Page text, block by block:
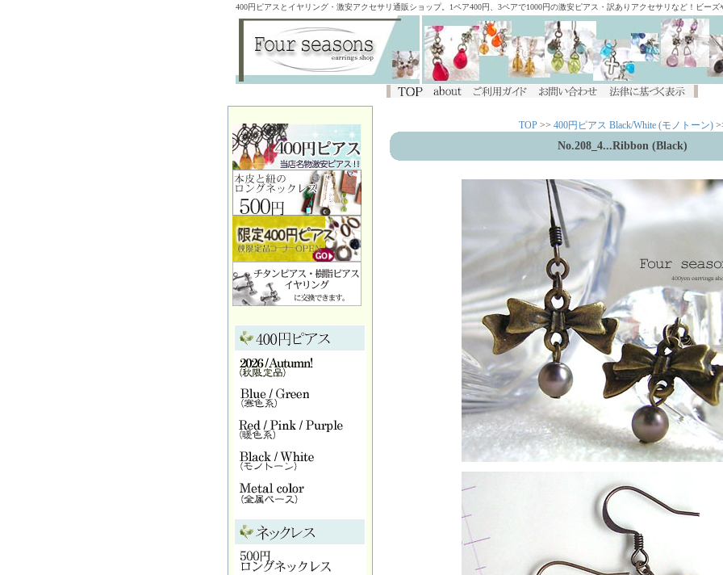
400円ピアスとイヤリング・激安アクセサリ通販ショップ。1ペア400円、3ペアで1000円の激安ピアス・訳ありアクセサリなど！ビー
TOP >> 400円ピアス Black/White (モノトーン)
No.208_4...Ribbon (Black)